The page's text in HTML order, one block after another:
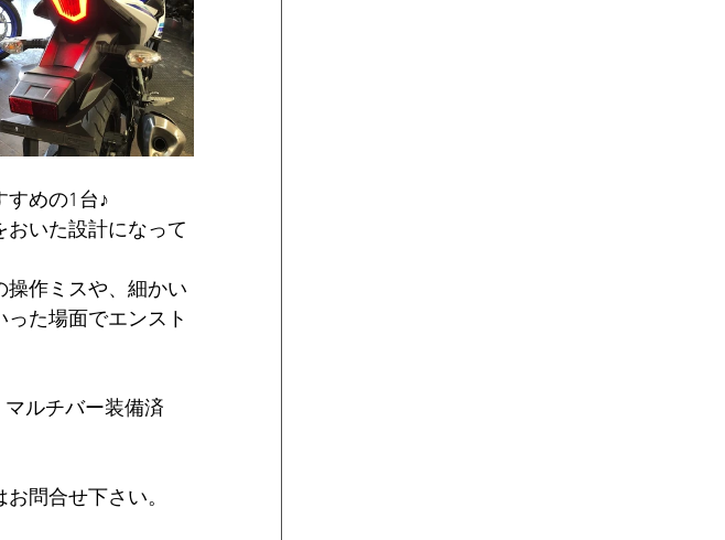
すめの1台♪
いた設計になって
操作ミスや、細かい
た場面でエンスト
ルチバー装備済
問合せ下さい。